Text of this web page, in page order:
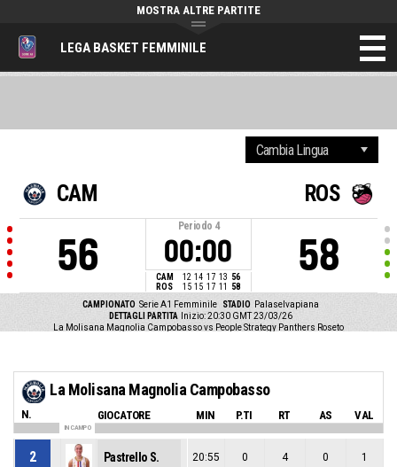
LEGA BASKET FEMMINILE
MOSTRA ALTRE PARTITE
CAM
56
Periodo 4
00:00
CAM 12 14 17 13 56
ROS
15 15 17 11 58
ROS
58
CAMPIONATO Serie A1 Femminile STADIO
Palaselvapiana
DETTAGLI PARTITA
Inizio: 20:30 GMT 23/03/26
La Molisana Magnolia Campobasso vs People Strategy Panthers Roseto
La Molisana Magnolia Campobasso
N. GIOCATORE MIN P.TI RT AS VAL
IN CAMPO
2 Pastrello S. 20:55 0 4 0 1